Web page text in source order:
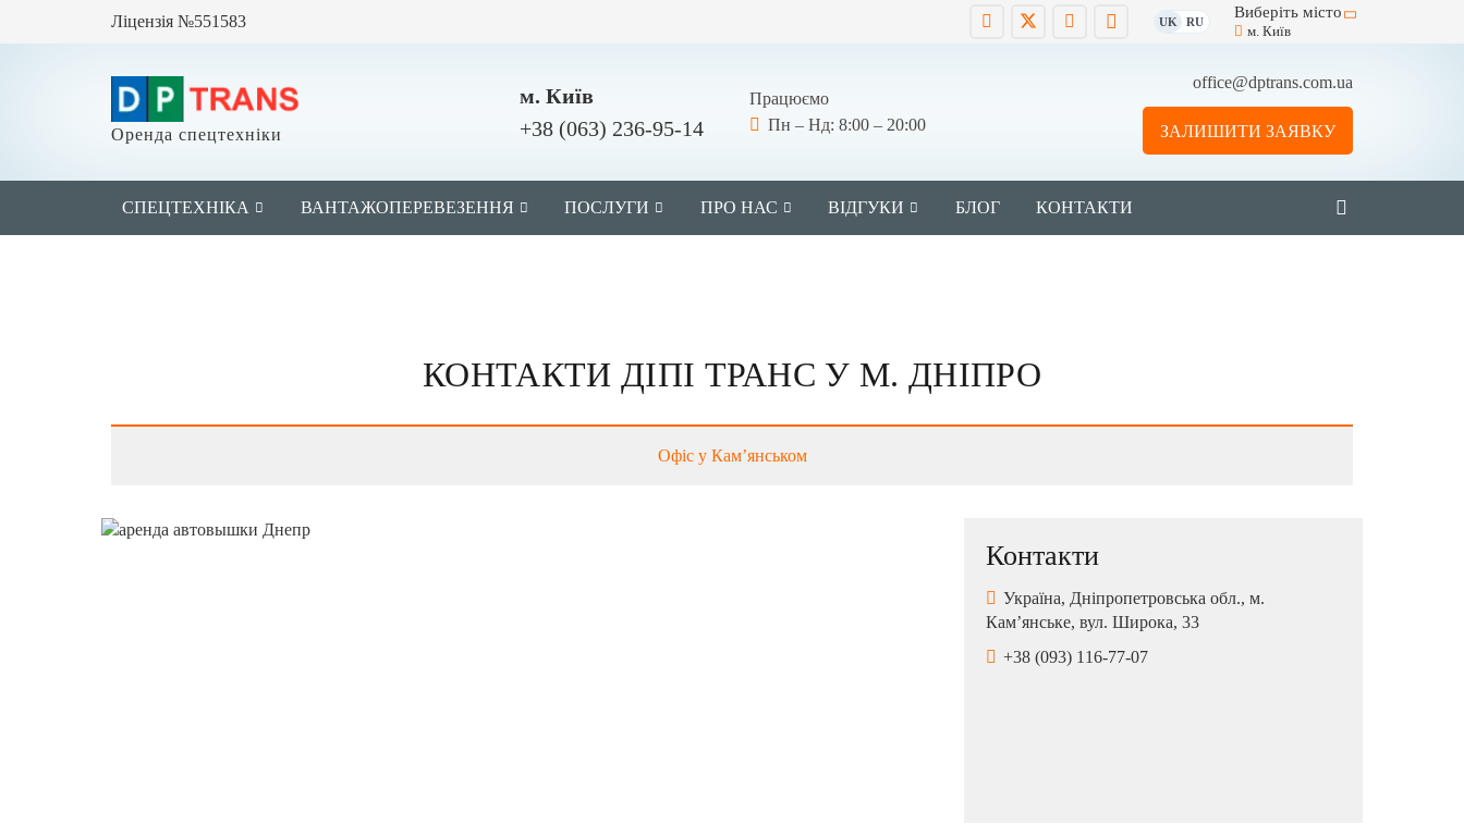
Ліцензія №551583 UK RU
Виберіть місто
м. Київ
Оренда спецтехніки
м. Київ
+38 (063) 236-95-14
Працюємо
Пн – Нд: 8:00 – 20:00
office@dptrans.com.ua
ЗАЛИШИТИ ЗАЯВКУ
СПЕЦТЕХНІКА ВАНТАЖОПЕРЕВЕЗЕННЯ ПОСЛУГИ ПРО НАС ВІДГУКИ БЛОГ КОНТАКТИ
КОНТАКТИ ДІПІ ТРАНС У М. ДНІПРО
Офіс у Кам’янськом
Контакти
Україна, Дніпропетровська обл., м.
Кам’янське, вул. Широка, 33
+38 (093) 116-77-07